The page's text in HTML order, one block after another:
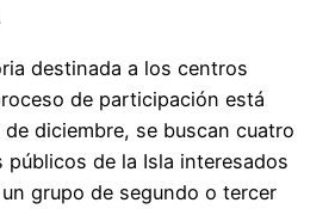
destinada a los centros
de participación está
diciembre, se buscan cuatro
públicos de la Isla interesados
grupo de segundo o tercer